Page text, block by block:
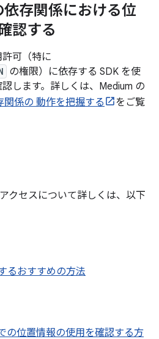
依存関係における位
認する
可（特に
の権限）に依存する SDK を使
します。詳しくは、Medium の
関係の 動作を把握する
をご覧
クセスについて詳しくは、以下
るおすすめの方法
の位置情報の使用を確認する方